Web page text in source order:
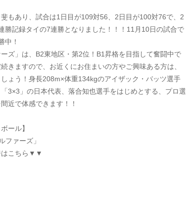
もあり、試合は1日目が109対56、2日目が100対76で、2
勝記録タイの7連勝となりました！！！11月10日の試合で
中！
ズ」は、B2東地区・第2位！B1昇格を目指して奮闘中で
きますので、お近くにお住まいの方やご興味ある方は、
ょう！身長208m×体重134kgのアイザック・バッツ選手
3×3」の日本代表、落合知也選手をはじめとする、プロ選
近で体感できます！！
ール】
ファーズ」
はこちら▼▼